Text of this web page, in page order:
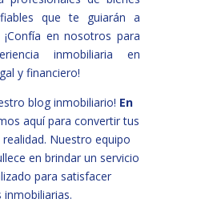
que te guiarán a
en nosotros para
inmobiliaria en
y financiero!
blog inmobiliario! En
aquí para convertir tus
Nuestro equipo
en brindar un servicio
para satisfacer